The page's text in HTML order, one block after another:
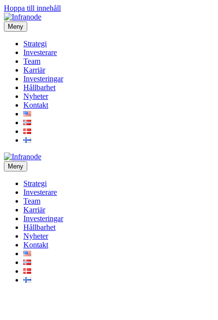
Hoppa till innehåll
Meny
Strategi
Investerare
Team
Karriär
Investeringar
Hållbarhet
Nyheter
Kontakt
Meny
Strategi
Investerare
Team
Karriär
Investeringar
Hållbarhet
Nyheter
Kontakt